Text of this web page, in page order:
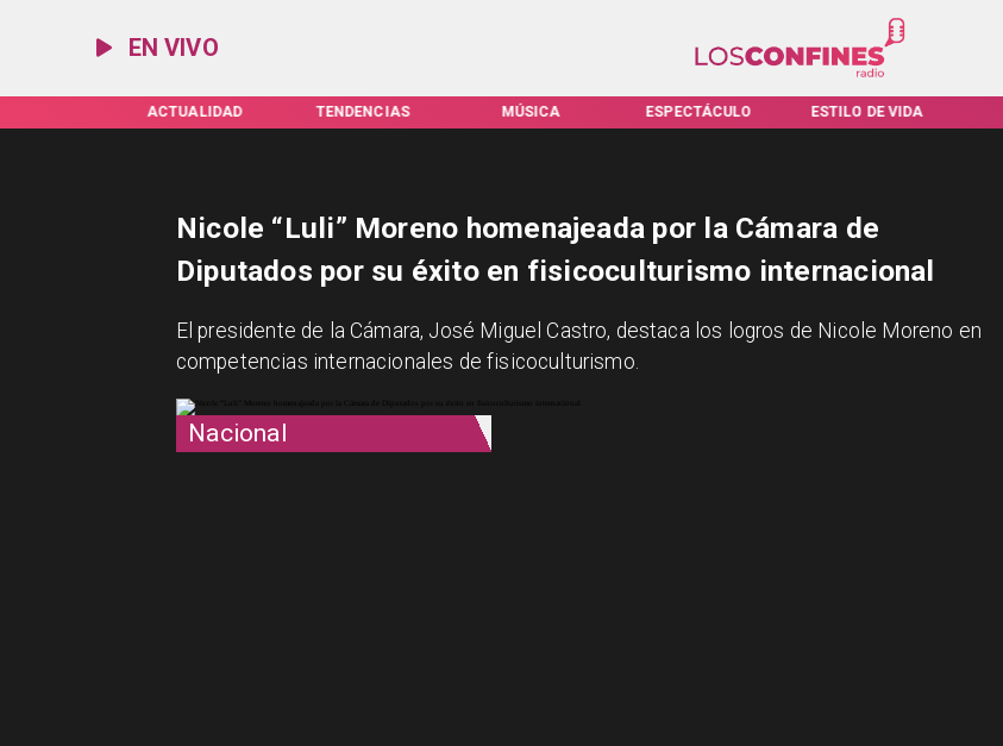
EN VIVO
ACTUALIDAD TENDENCIAS MÚSICA ESPECTÁCULO ESTILO DE VIDA
Nacional
Nicole “Luli” Moreno homenajeada por la Cámara de
Diputados por su éxito en fisicoculturismo internacional
El presidente de la Cámara, José Miguel Castro, destaca los logros de Nicole Moreno en
competencias internacionales de fisicoculturismo.